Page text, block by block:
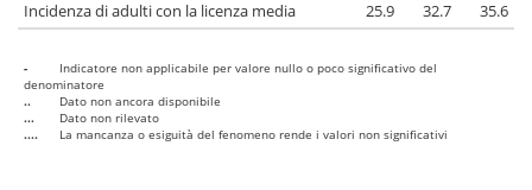
Incidenza di adulti con la licenza media
25.9 32.7 35.6
-
Indicatore non applicabile per valore nullo o poco significativo del
denominatore
..
Dato non ancora disponibile
...
Dato non rilevato
....
La mancanza o esiguità del fenomeno rende i valori non significativi